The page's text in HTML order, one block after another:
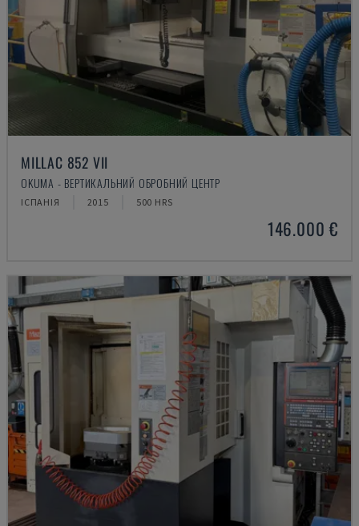
MILLAC 852 VII
OKUMA - ВЕРТИКАЛЬНИЙ ОБРОБНИЙ ЦЕНТР
ІСПАНІЯ 2015 500 HRS
146.000 €